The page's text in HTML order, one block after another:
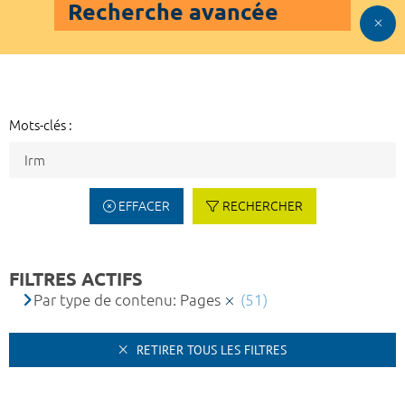
Recherche avancée
Mots-clés :
EFFACER RECHERCHER
FILTRES ACTIFS
Par type de contenu: Pages (51)
RETIRER TOUS LES FILTRES